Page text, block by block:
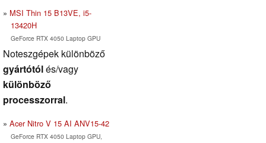
MSI Thin 15 B13VE, i5-
13420H
GeForce RTX 4050 Laptop GPU
Noteszgépek különböző
gyártótólés/vagy
különböző
processzorral.
Acer Nitro V 15 AI ANV15-42
GeForce RTX 4050 Laptop GPU,